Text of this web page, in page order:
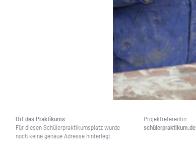
Ort des Prak­ti­kums
Für die­sen Schü­ler­prak­ti­kums­platz wurde
noch keine ge­naue Adres­se hin­ter­legt.
Pro­jekt­re­fe­ren­tin
schü­ler­prak­ti­kum.de